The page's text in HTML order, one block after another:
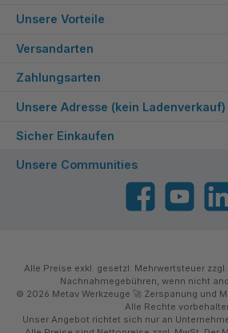
Unsere Vorteile
Versandarten
Zahlungsarten
Unsere Adresse (kein Ladenverkauf)
Sicher Einkaufen
Unsere Communities
FacebookYouTube
Alle Preise exkl. gesetzl. Mehrwertsteuer zzgl.
Nachnahmegebühren, wenn nicht
© 2026 Metav Werkzeuge 🚀 Zerspanung und
Alle Rechte
Unser Angebot richtet sich nur an